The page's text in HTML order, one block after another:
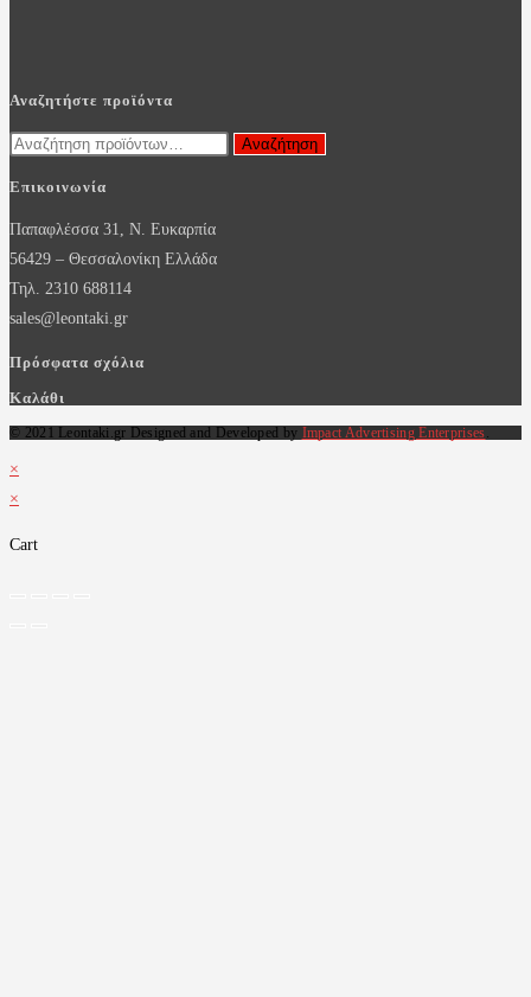
Αναζητήστε προϊόντα
Αναζήτηση
Αναζήτηση
Επικοινωνία
Παπαφλέσσα 31, Ν. Ευκαρπία
56429 – Θεσσαλονίκη Ελλάδα
Τηλ. 2310 688114
sales@leontaki.gr
Πρόσφατα σχόλια
Καλάθι
© 2021 Leontaki.gr Designed and Developed by Impact Advertising Enterprises.
×
×
Cart